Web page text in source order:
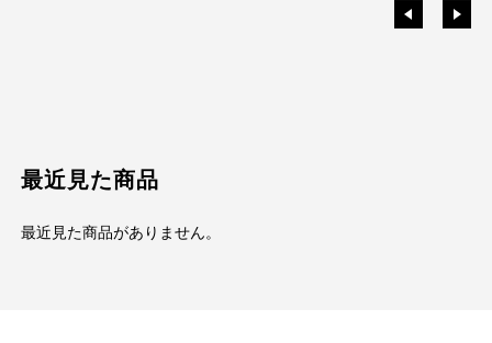
最近見た商品
最近見た商品がありません。